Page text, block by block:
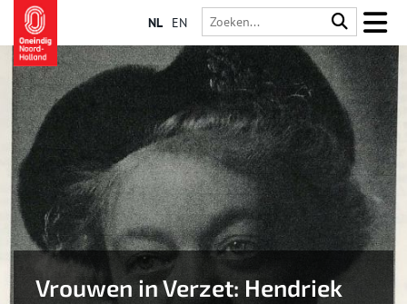
NL EN
Vrouwen in Verzet: Hendriek